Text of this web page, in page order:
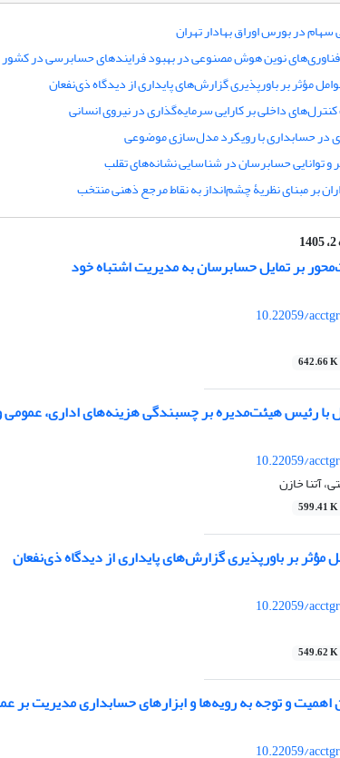
در بورس اوراق بهادار تهران
نوین هوش مصنوعی در بهبود فرایندهای حسابرسی در کشور
مؤثر بر باورپذیری گزارش‌‌های پایداری از دیدگاه ذی‏‌نفعان
داخلی بر کارایی سرمایه‌گذاری در نیروی انسانی
در حسابداری با رویکرد مدل‌‌‌‌سازی موضوعی
توانایی حسابرسان در شناسایی نشانه‌های تقلب
بر مبنای نظریۀ چشم‌انداز به نقاط مرجع ذهنی منتخب
بر تمایل حسابرسان به مدیریت اشتباه خود
10.22059/
642.66 K
با رئیس هیئت‌‌مدیره بر چسبندگی هزینه‌‌های اداری،
10.22059/
آتنا خازن
599.41 K
مؤثر بر باورپذیری گزارش‌‌های پایداری از دیدگاه ذی‏‌نفعان
10.22059/
549.62 K
اهمیت و توجه به رویه‌ها و ابزارهای حسابداری مدیریت
10.22059/